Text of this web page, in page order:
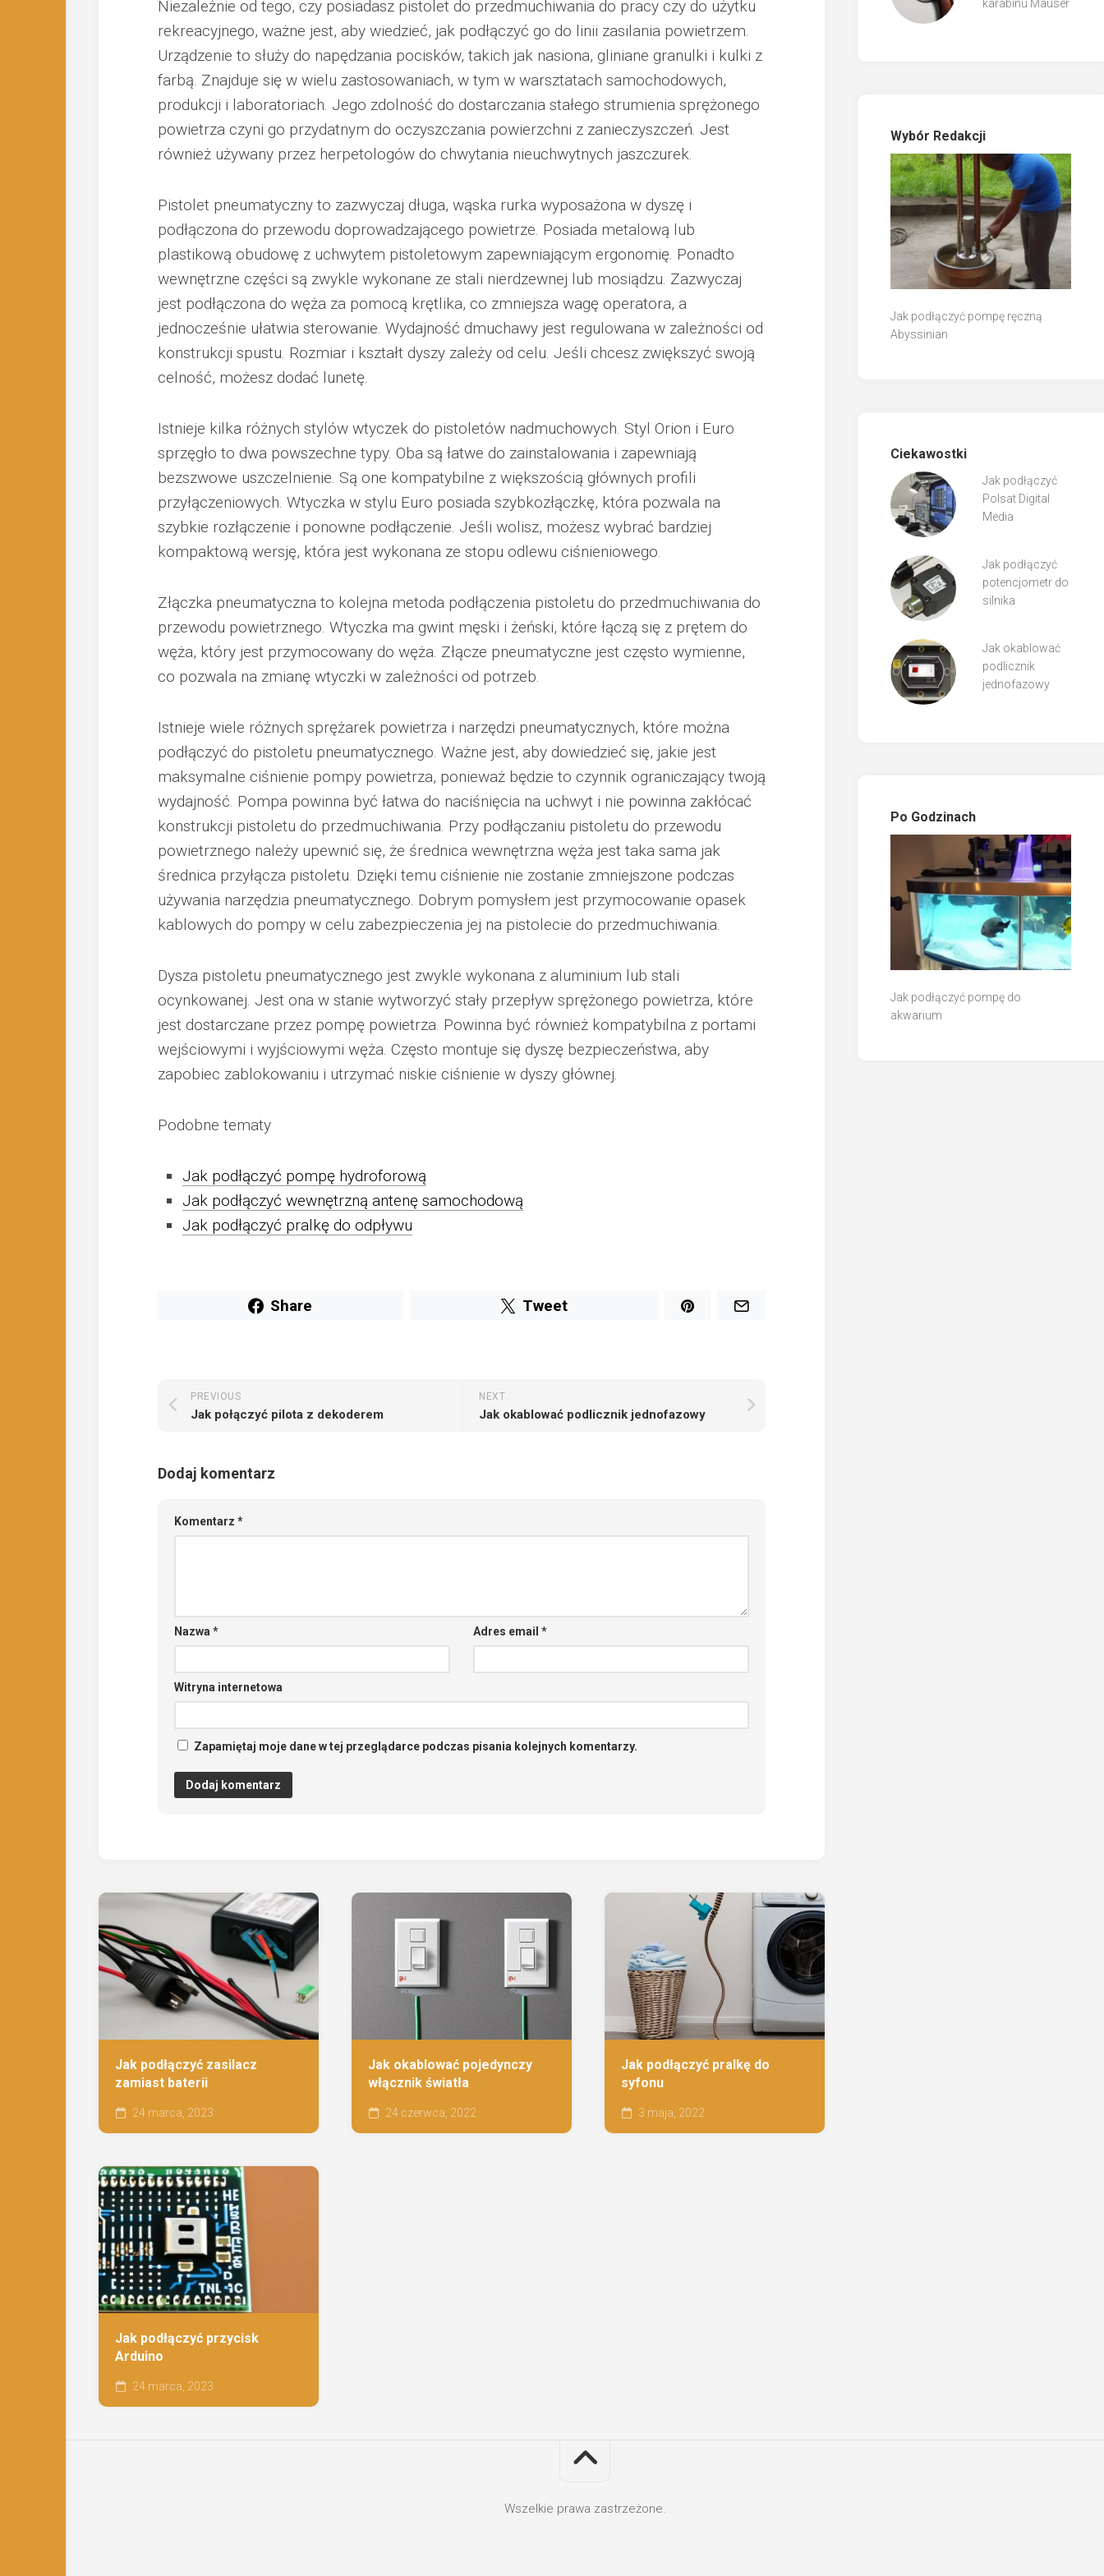
Niezależnie od tego, czy posiadasz pistolet do przedmuchiwania do pracy czy do użytku
rekreacyjnego, ważne jest, aby wiedzieć, jak podłączyć go do linii zasilania powietrzem.
Urządzenie to służy do napędzania pocisków, takich jak nasiona, gliniane granulki i kulki z
farbą. Znajduje się w wielu zastosowaniach, w tym w warsztatach samochodowych,
produkcji i laboratoriach. Jego zdolność do dostarczania stałego strumienia sprężonego
powietrza czyni go przydatnym do oczyszczania powierzchni z zanieczyszczeń. Jest
również używany przez herpetologów do chwytania nieuchwytnych jaszczurek.
Pistolet pneumatyczny to zazwyczaj długa, wąska rurka wyposażona w dyszę i
podłączona do przewodu doprowadzającego powietrze. Posiada metalową lub
plastikową obudowę z uchwytem pistoletowym zapewniającym ergonomię. Ponadto
wewnętrzne części są zwykle wykonane ze stali nierdzewnej lub mosiądzu. Zazwyczaj
jest podłączona do węża za pomocą krętlika, co zmniejsza wagę operatora, a
jednocześnie ułatwia sterowanie. Wydajność dmuchawy jest regulowana w zależności od
konstrukcji spustu. Rozmiar i kształt dyszy zależy od celu. Jeśli chcesz zwiększyć swoją
celność, możesz dodać lunetę.
Istnieje kilka różnych stylów wtyczek do pistoletów nadmuchowych. Styl Orion i Euro
sprzęgło to dwa powszechne typy. Oba są łatwe do zainstalowania i zapewniają
bezszwowe uszczelnienie. Są one kompatybilne z większością głównych profili
przyłączeniowych. Wtyczka w stylu Euro posiada szybkozłączkę, która pozwala na
szybkie rozłączenie i ponowne podłączenie. Jeśli wolisz, możesz wybrać bardziej
kompaktową wersję, która jest wykonana ze stopu odlewu ciśnieniowego.
Złączka pneumatyczna to kolejna metoda podłączenia pistoletu do przedmuchiwania do
przewodu powietrznego. Wtyczka ma gwint męski i żeński, które łączą się z prętem do
węża, który jest przymocowany do węża. Złącze pneumatyczne jest często wymienne,
co pozwala na zmianę wtyczki w zależności od potrzeb.
Istnieje wiele różnych sprężarek powietrza i narzędzi pneumatycznych, które można
podłączyć do pistoletu pneumatycznego. Ważne jest, aby dowiedzieć się, jakie jest
maksymalne ciśnienie pompy powietrza, ponieważ będzie to czynnik ograniczający twoją
wydajność. Pompa powinna być łatwa do naciśnięcia na uchwyt i nie powinna zakłócać
konstrukcji pistoletu do przedmuchiwania. Przy podłączaniu pistoletu do przewodu
powietrznego należy upewnić się, że średnica wewnętrzna węża jest taka sama jak
średnica przyłącza pistoletu. Dzięki temu ciśnienie nie zostanie zmniejszone podczas
używania narzędzia pneumatycznego. Dobrym pomysłem jest przymocowanie opasek
kablowych do pompy w celu zabezpieczenia jej na pistolecie do przedmuchiwania.
Dysza pistoletu pneumatycznego jest zwykle wykonana z aluminium lub stali
ocynkowanej. Jest ona w stanie wytworzyć stały przepływ sprężonego powietrza, które
jest dostarczane przez pompę powietrza. Powinna być również kompatybilna z portami
wejściowymi i wyjściowymi węża. Często montuje się dyszę bezpieczeństwa, aby
zapobiec zablokowaniu i utrzymać niskie ciśnienie w dyszy głównej.
Podobne tematy
Jak podłączyć pompę hydroforową
Jak podłączyć wewnętrzną antenę samochodową
Jak podłączyć pralkę do odpływu
Share Tweet
NEXT
Jak okablować podlicznik jednofazowy
PREVIOUS
Jak połączyć pilota z dekoderem
Dodaj komentarz
Komentarz *
Nazwa * Adres email *
Witryna internetowa
Zapamiętaj moje dane w tej przeglądarce podczas pisania kolejnych komentarzy.
Jak podłączyć zasilacz
zamiast baterii
24 marca, 2023
Jak okablować pojedynczy
włącznik światła
24 czerwca, 2022
Jak podłączyć pralkę do
syfonu
3 maja, 2022
Jak podłączyć przycisk
Arduino
24 marca, 2023
karabinu Mauser
Wybór Redakcji
Jak podłączyć pompę ręczną
Abyssinian
Ciekawostki
Jak podłączyć
Polsat Digital
Media
Jak podłączyć
potencjometr do
silnika
Jak okablować
podlicznik
jednofazowy
Po Godzinach
Jak podłączyć pompę do
akwarium
Wszelkie prawa zastrzeżone.